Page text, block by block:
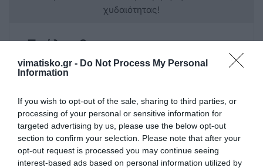
vimatisko.gr - Do Not Process My Personal
Information
If you wish to opt-out of the sale, sharing to third parties, or
processing of your personal or sensitive information for
targeted advertising by us, please use the below opt-out
section to confirm your selection. Please note that after your
opt-out request is processed you may continue seeing
interest-based ads based on personal information utilized by
χυδαιότητας!
Σχόλια 0
Πρόσθεσε ένα σχόλιο
ΟΝΟΜΑ